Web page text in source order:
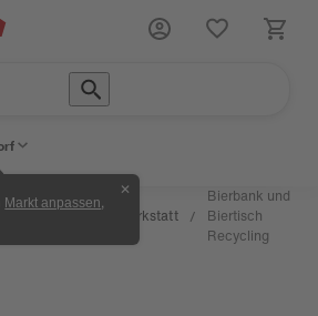
Markt anpassen
✕
Kreativwerkstatt /
Bierbank und
Biertisch
Recycling